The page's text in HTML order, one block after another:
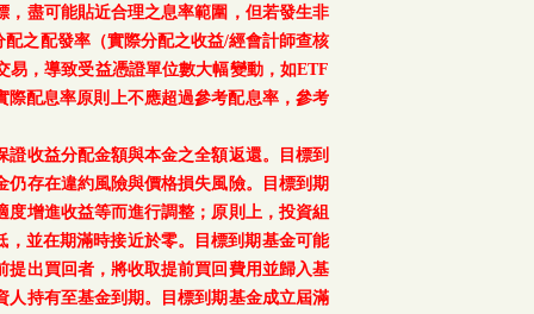
盡可能貼近合理之息率範圍，但若發生非
之配發率（實際分配之收益/經會計師查核
，導致受益憑證單位數大幅變動，如ETF
配息率原則上不應超過參考配息率，參考
收益分配金額與本金之全額返還。目標到
存在違約風險與價格損失風險。目標到期
增進收益等而進行調整；原則上，投資組
並在期滿時接近於零。目標到期基金可能
出買回者，將收取提前買回費用並歸入基
持有至基金到期。目標到期基金成立屆滿